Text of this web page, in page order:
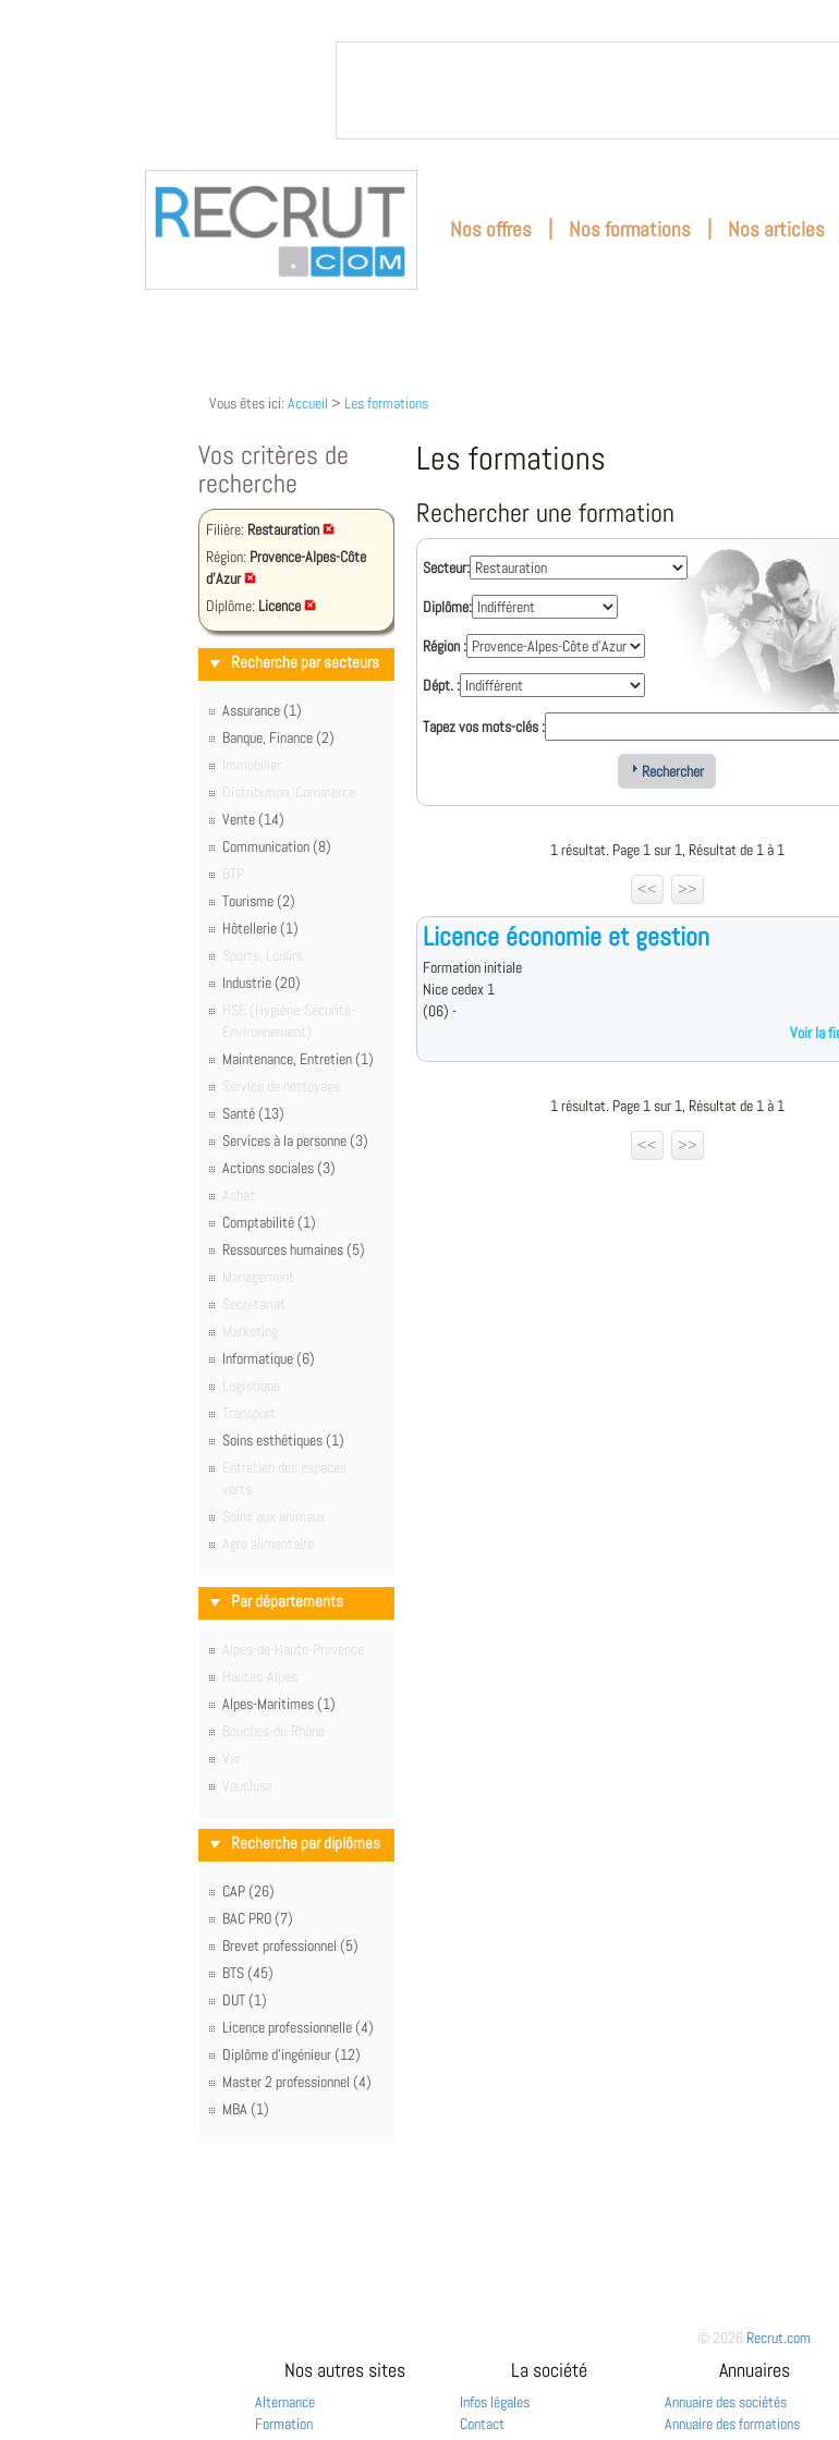
Nos offres | Nos formations | Nos articles
Vous êtes ici: Accueil > Les formations
Vos critères de
recherche
Filière: Restauration
Région: Provence-Alpes-Côte
d'Azur
Diplôme: Licence
Recherche par secteurs
Assurance (1)
Banque, Finance (2)
Immobilier
Distribution, Commerce
Vente (14)
Communication (8)
BTP
Tourisme (2)
Hôtellerie (1)
Sports, Loisirs
Industrie (20)
HSE (Hygiène-Sécurité-
Environnement)
Maintenance, Entretien (1)
Service de nettoyage
Santé (13)
Services à la personne (3)
Actions sociales (3)
Achat
Comptabilité (1)
Ressources humaines (5)
Management
Secrétariat
Marketing
Informatique (6)
Logistique
Transport
Soins esthétiques (1)
Entretien des espaces
verts
Soins aux animaux
Agro alimentaire
Par départements
Alpes-de-Haute-Provence
Hautes-Alpes
Alpes-Maritimes (1)
Bouches-du-Rhône
Var
Vaucluse
Recherche par diplômes
CAP (26)
BAC PRO (7)
Brevet professionnel (5)
BTS (45)
DUT (1)
Licence professionnelle (4)
Diplôme d'ingénieur (12)
Master 2 professionnel (4)
MBA (1)
Les formations
Rechercher une formation
Secteur:
Diplôme:
Région :
Dépt. :
Tapez vos mots-clés :
Rechercher
1 résultat. Page 1 sur 1, Résultat de 1 à 1
<<
>>
Licence économie et gestion
Formation initiale
Nice cedex 1
(06) -
Voir la
1 résultat. Page 1 sur 1, Résultat de 1 à 1
<<
>>
© 2026 Recrut.com
Nos autres sites
Alternance
Formation
La société
Infos légales
Contact
Annuaires
Annuaire des sociétés
Annuaire des formations